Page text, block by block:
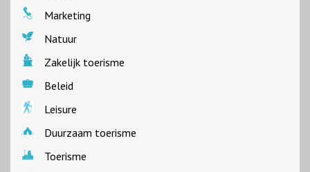
Marketing
Natuur
Zakelijk toerisme
Beleid
Leisure
Duurzaam toerisme
Toerisme